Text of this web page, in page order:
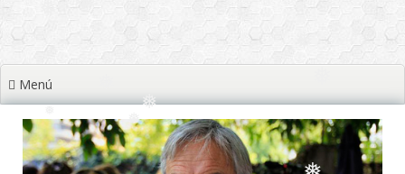
❅
❅ ❅ ❅
❅
❅
Menú